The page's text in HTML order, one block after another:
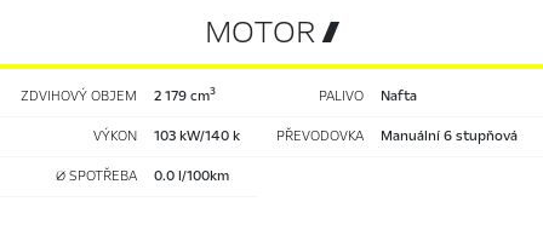
MOTOR 
ZDVIHOVÝ OBJEM 2 179 cm3 PALIVO nafta
VÝKON 103 kW/140 k PŘEVODOVKA manuální 6 stupňová
Ø SPOTŘEBA 0.0 l/100km